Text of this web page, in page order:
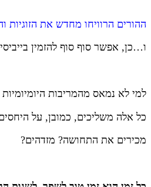
ההורים הרוויחו מחדש את הזוגיות
ו…כן, אפשר סוף סוף להזמין
למי לא נמאס מהמריבות
כל אלה משליכים, כמובן, על
מכירים את התחושה? מזדהים?